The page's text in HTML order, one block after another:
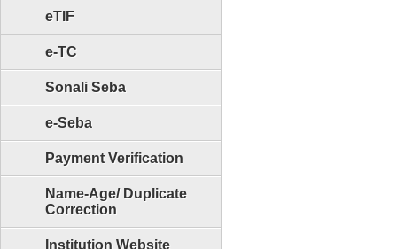
eTIF
e-TC
Sonali Seba
e-Seba
Payment Verification
Name-Age/ Duplicate
Correction
Institution Website